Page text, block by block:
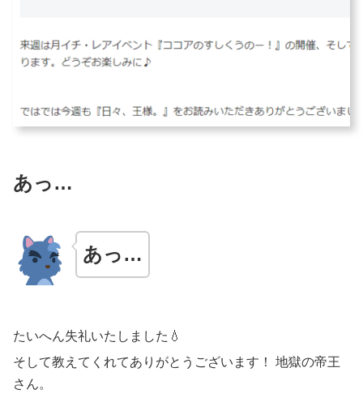
あっ…
あっ…
たいへん失礼いたしました💧
そして教えてくれてありがとうございます！ 地獄の帝王
さん。